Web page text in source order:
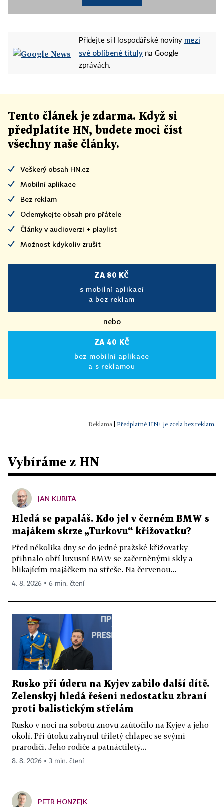
Přidejte si Hospodářské noviny mezi
své oblíbené tituly na Google
zprávách.
Tento článek je zdarma. Když si
předplatíte HN, budete moci číst
všechny naše články.
Veškerý obsah HN.cz
Mobilní aplikace
Bez reklam
Odemykejte obsah pro přátele
Články v audioverzi + playlist
Možnost kdykoliv zrušit
ZA 80 KČ
s mobilní aplikací
a bez reklam
nebo
ZA 40 KČ
bez mobilní aplikace
a s reklamou
Předplatné HN+ je zcela bez reklam.
Vybíráme z HN
JAN KUBITA
Hledá se papaláš. Kdo jel v černém BMW s
majákem skrze „Turkovu“ křižovatku?
Před několika dny se do jedné pražské křižovatky
přihnalo obří luxusní BMW se začerněnými skly a
blikajícím majáčkem na střeše. Na červenou...
4. 8. 2026 ▪ 6 min. čtení
Rusko při úderu na Kyjev zabilo další dítě.
Zelenskyj hledá řešení nedostatku zbraní
proti balistickým střelám
Rusko v noci na sobotu znovu zaútočilo na Kyjev a jeho
okolí. Při útoku zahynul tříletý chlapec se svými
prarodiči. Jeho rodiče a patnáctiletý...
8. 8. 2026 ▪ 3 min. čtení
PETR HONZEJK